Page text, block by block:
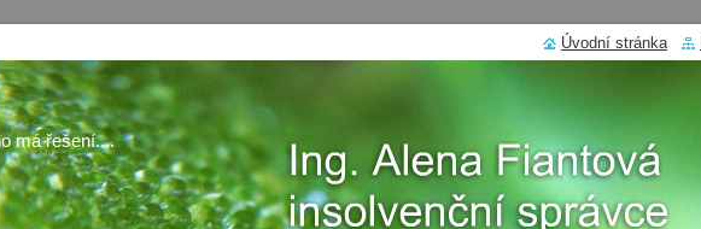
má řešení....
Úvodní stránka